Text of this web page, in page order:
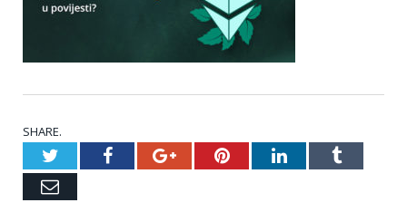
SHARE.
TwitterFacebookGoogle+PinterestLinkedInTumblr
Email